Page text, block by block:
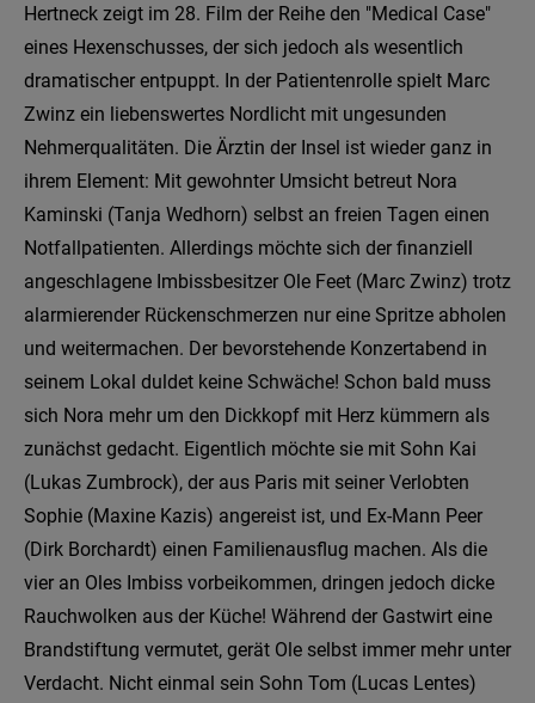
Hertneck zeigt im 28. Film der Reihe den "Medical Case"
eines Hexenschusses, der sich jedoch als wesentlich
dramatischer entpuppt. In der Patientenrolle spielt Marc
Zwinz ein liebenswertes Nordlicht mit ungesunden
Nehmerqualitäten. Die Ärztin der Insel ist wieder ganz in
ihrem Element: Mit gewohnter Umsicht betreut Nora
Kaminski (Tanja Wedhorn) selbst an freien Tagen einen
Notfallpatienten. Allerdings möchte sich der finanziell
angeschlagene Imbissbesitzer Ole Feet (Marc Zwinz) trotz
alarmierender Rückenschmerzen nur eine Spritze abholen
und weitermachen. Der bevorstehende Konzertabend in
seinem Lokal duldet keine Schwäche! Schon bald muss
sich Nora mehr um den Dickkopf mit Herz kümmern als
zunächst gedacht. Eigentlich möchte sie mit Sohn Kai
(Lukas Zumbrock), der aus Paris mit seiner Verlobten
Sophie (Maxine Kazis) angereist ist, und Ex-Mann Peer
(Dirk Borchardt) einen Familienausflug machen. Als die
vier an Oles Imbiss vorbeikommen, dringen jedoch dicke
Rauchwolken aus der Küche! Während der Gastwirt eine
Brandstiftung vermutet, gerät Ole selbst immer mehr unter
Verdacht. Nicht einmal sein Sohn Tom (Lucas Lentes)